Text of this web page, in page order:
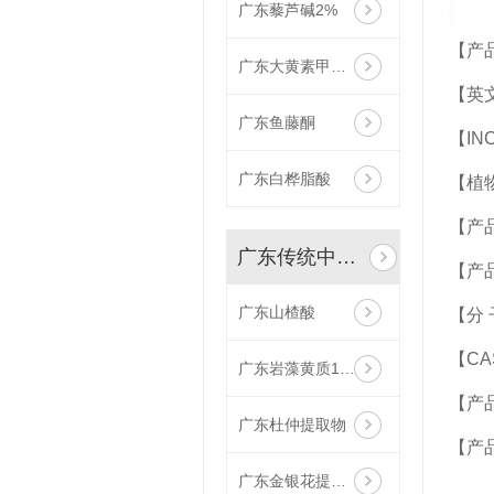
广东藜芦碱2%
广东大黄素甲醚10%
广东鱼藤酮
广东白桦脂酸
广东传统中药提取物
广东山楂酸
广东岩藻黄质10%
广东杜仲提取物
广东金银花提取物
【
【
【
【
【
【
【
【
【
【